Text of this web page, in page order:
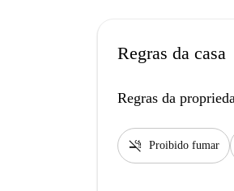
Regras da casa
Regras da
smoke_free Proibido fumar